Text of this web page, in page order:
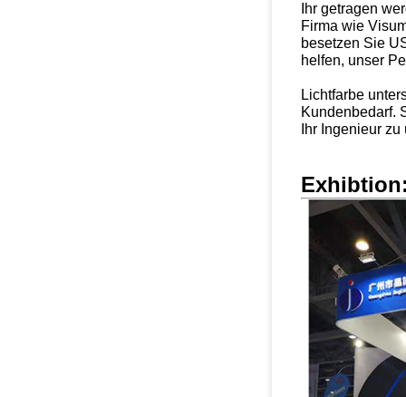
Ihr getragen
Firma wie
besetzen Sie
helfen, unser
Lichtfarbe
Kundenbedarf.
Ihr Ingenieur